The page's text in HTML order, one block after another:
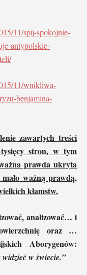
11/spij-spokojnie-
antypolskie-
11/wnikliwa-
benjamina-
zawartych treści
tysięcy stron, w tym
prawda ukryta
ważną prawdą,
kłamstw.
analizować… i
oraz …
Aborygenów:
w świecie.”